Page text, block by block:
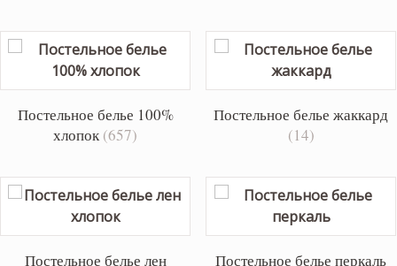
Постельное белье 100%
хлопок (657)
Постельное белье жаккард
(14)
Постельное белье лен Постельное белье перкаль